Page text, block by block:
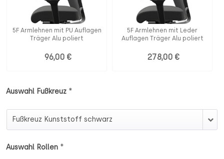
5F Armlehnen mit PU Auflagen
Träger Alu poliert
96,00 €
5F Armlehnen mit Leder
Auflagen Träger Alu poliert
278,00 €
Auswahl Fußkreuz *
Auswahl Fußkreuz
Auswahl Rollen *